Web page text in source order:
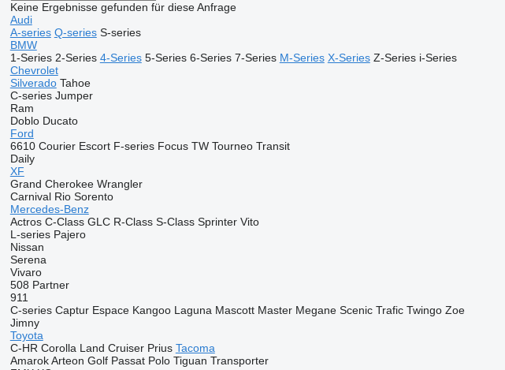
Keine Ergebnisse gefunden für diese Anfrage
Audi
A-series Q-series S-series
BMW
1-Series 2-Series 4-Series 5-Series 6-Series 7-Series M-Series X-Series Z-Series i-Series
Chevrolet
Silverado Tahoe
C-series Jumper
Ram
Doblo Ducato
Ford
6610 Courier Escort F-series Focus TW Tourneo Transit
Daily
XF
Grand Cherokee Wrangler
Carnival Rio Sorento
Mercedes-Benz
Actros C-Class GLC R-Class S-Class Sprinter Vito
L-series Pajero
Nissan
Serena
Vivaro
508 Partner
911
C-series Captur Espace Kangoo Laguna Mascott Master Megane Scenic Trafic Twingo Zoe
Jimny
Toyota
C-HR Corolla Land Cruiser Prius Tacoma
Amarok Arteon Golf Passat Polo Tiguan Transporter